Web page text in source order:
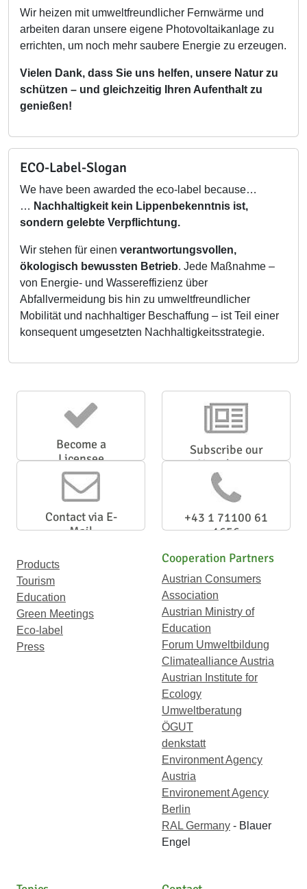
Wir heizen mit umweltfreundlicher Fernwärme und
arbeiten daran unsere eigene Photovoltaikanlage zu
errichten, um noch mehr saubere Energie zu erzeugen.
Vielen Dank, dass Sie uns helfen, unsere Natur zu
schützen – und gleichzeitig Ihren Aufenthalt zu
genießen!
ECO-Label-Slogan
We have been awarded the eco-label because…
… Nachhaltigkeit kein Lippenbekenntnis ist,
sondern gelebte Verpflichtung.
Wir stehen für einen verantwortungsvollen,
ökologisch bewussten Betrieb. Jede Maßnahme –
von Energie- und Wassereffizienz über
Abfallvermeidung bis hin zu umweltfreundlicher
Mobilität und nachhaltiger Beschaffung – ist Teil einer
konsequent umgesetzten Nachhaltigkeitsstrategie.
Become a
Licensee
Subscribe our
Newsletter
Contact via E-
Mail
+43 1 71100 61
1656
Products
Tourism
Education
Green Meetings
Eco-label
Press
Cooperation Partners
Austrian Consumers
Association
Austrian Ministry of
Education
Forum Umweltbildung
Climatealliance Austria
Austrian Institute for
Ecology
Umweltberatung
ÖGUT
denkstatt
Environment Agency
Austria
Environement Agency
Berlin
RAL Germany - Blauer
Engel